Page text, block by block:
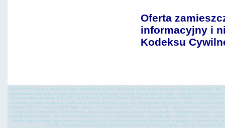
Oferta
informacyjny i
Kodeksu
Biuro Podróży Areatour, Anglia, Armenia, Azerbejdżan, Chiny, Chile, Egipt, Chorwacja, Kazachstan, Kambodża, Meksyk,
Uzbekistanu, bilety lotnicze, bilety autokarowe, bilety do Niemiec, bilety do Francji, bilety do Anglii, bilety do Włoch,
do Uzbekistanu, sylwester 2018/2019, narty, Dolomiti, Włochy, Polska, Austria, wycieczki na kresy, na Białoruś, do Rosji,
sylwester, jarmark świąteczny, wielkanocny, kaziuki, majówka, rejsy, rejsy turystyczne, rejsy, rejsy morskie, morskie,
imprezy, bilety na mecze, bilety do teatru, Autokar, biuro podróży w łodzi, biura podróży włodzi, rejsy wycieczkowe,
Ecolines, Eurolines Polska, Becker Reisen, Agat, wakacje, weekend, wypoczynek, przejazdy, miedzynarodowe, bilety,
wyjazdy, narty, sylwester, jarmark boonarodzeniowy, jarmarki boonarodzeniowe, wyjazd na narty, sanatoria na białorusi,
morski, rejsy morskie, rejsy rzeczne, cruizy,paryż, rzym, medjugorie, pielgrzyki do medjugorie, pielgrzymki do maeksyku,
ochryda, litwa, łotwa, estonia, polska, bal kapitański, stena line, tt line, polferries, esta, eta, wiza